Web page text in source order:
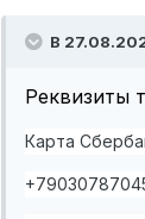
В
Реквизиты
Карта